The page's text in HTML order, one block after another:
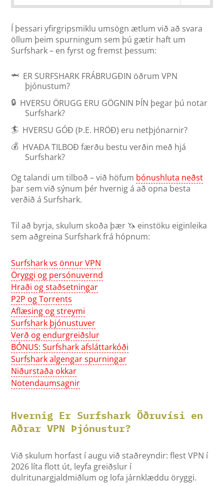
Í þessari yfirgripsmiklu umsögn ætlum við að svara
öllum þeim spurningum sem þú gætir haft um
Surfshark – en fyrst og fremst þessum:
🦈 ER SURFSHARK FRÁBRUGÐIN öðrum VPN
þjónustum?
🔒 HVERSU ÖRUGG ERU GÖGNIN ÞÍN þegar þú notar
Surfshark?
🏄 HVERSU GÓÐ (Þ.E. HRÖÐ) eru netþjónarnir?
💰 HVAÐA TILBOÐ færðu bestu verðin með hjá
Surfshark?
Og talandi um tilboð – við höfum bónushluta neðst
þar sem við sýnum þér hvernig á að opna besta
verðið á Surfshark.
Til að byrja, skulum skoða þær 🦄 einstöku eiginleika
sem aðgreina Surfshark frá hópnum:
Surfshark vs önnur VPN
Öryggi og persónuvernd
Hraði og staðsetningar
P2P og Torrents
Aflæsing og streymi
Surfshark þjónustuver
Verð og endurgreiðslur
BÓNUS: Surfshark afsláttarkóði
Surfshark algengar spurningar
Niðurstaða okkar
Notendaumsagnir
Hvernig Er Surfshark Öðruvísi en
Aðrar VPN Þjónustur?
Við skulum horfast í augu við staðreyndir: flest VPN í
2026 líta flott út, leyfa greiðslur í
dulritunargjaldmiðlum og lofa járnklæddu öryggi.